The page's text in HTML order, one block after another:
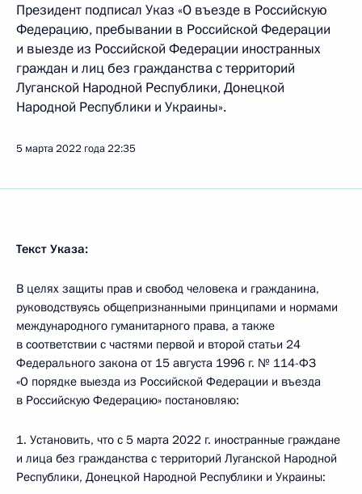
Президент подписал Указ «О въезде в Российскую
Федерацию, пребывании в Российской Федерации
и выезде из Российской Федерации иностранных
граждан и лиц без гражданства с территорий
Луганской Народной Республики, Донецкой
Народной Республики и Украины».
5 марта 2022 года22:35
Текст Указа:
В целях защиты прав и свобод человека и гражданина,
руководствуясь общепризнанными принципами и нормами
международного гуманитарного права, а также
в соответствии с частями первой и второй статьи 24
Федерального закона от 15 августа 1996 г. № 114-ФЗ
«О порядке выезда из Российской Федерации и въезда
в Российскую Федерацию» постановляю:
1. Установить, что с 5 марта 2022 г. иностранные граждане
и лица без гражданства с территорий Луганской Народной
Республики, Донецкой Народной Республики и Украины: